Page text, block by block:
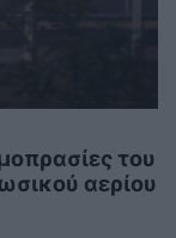
του
αερίου